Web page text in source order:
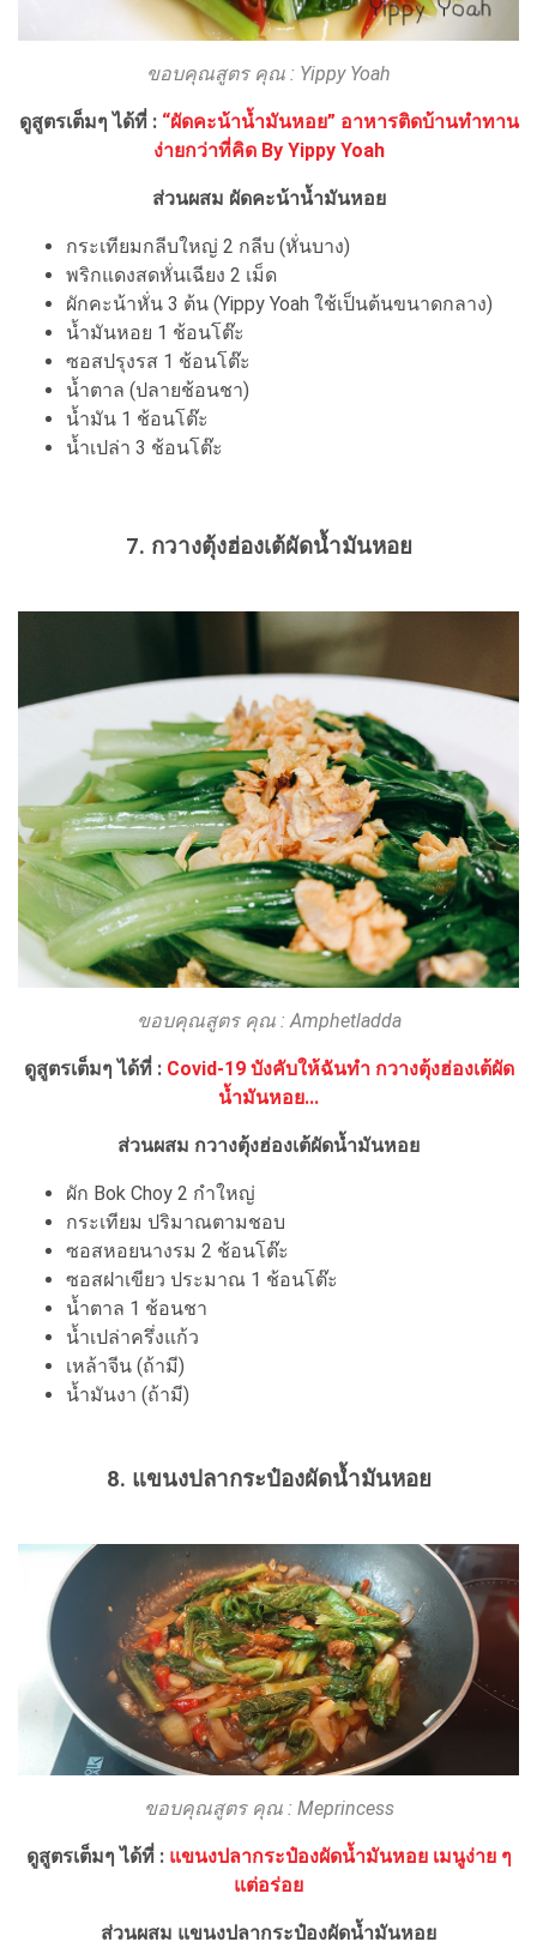
ขอบคุณสูตร คุณ : Yippy Yoah
ดูสูตรเต็มๆ ได้ที่ : “ผัดคะน้าน้ำมันหอย” อาหารติดบ้านทำทาน
ง่ายกว่าที่คิด By Yippy Yoah
ส่วนผสม ผัดคะน้าน้ำมันหอย
กระเทียมกลีบใหญ่ 2 กลีบ (หั่นบาง)
พริกแดงสดหั่นเฉียง 2 เม็ด
ผักคะน้าหั่น 3 ต้น (Yippy Yoah ใช้เป็นต้นขนาดกลาง)
น้ำมันหอย 1 ช้อนโต๊ะ
ซอสปรุงรส 1 ช้อนโต๊ะ
น้ำตาล (ปลายช้อนชา)
น้ำมัน 1 ช้อนโต๊ะ
น้ำเปล่า 3 ช้อนโต๊ะ
7. กวางตุ้งฮ่องเต้ผัดน้ำมันหอย
ขอบคุณสูตร คุณ : Amphetladda
ดูสูตรเต็มๆ ได้ที่ : Covid-19 บังคับให้ฉันทำ กวางตุ้งฮ่องเต้ผัด
น้ำมันหอย...
ส่วนผสม กวางตุ้งฮ่องเต้ผัดน้ำมันหอย
ผัก Bok Choy 2 กำใหญ่
กระเทียม ปริมาณตามชอบ
ซอสหอยนางรม 2 ช้อนโต๊ะ
ซอสฝาเขียว ประมาณ 1 ช้อนโต๊ะ
น้ำตาล 1 ช้อนชา
น้ำเปล่าครึ่งแก้ว
เหล้าจีน (ถ้ามี)
น้ำมันงา (ถ้ามี)
8. แขนงปลากระป๋องผัดน้ำมันหอย
ขอบคุณสูตร คุณ : Meprincess
ดูสูตรเต็มๆ ได้ที่ : แขนงปลากระป๋องผัดน้ำมันหอย เมนูง่าย ๆ
แต่อร่อย
ส่วนผสม แขนงปลากระป๋องผัดน้ำมันหอย